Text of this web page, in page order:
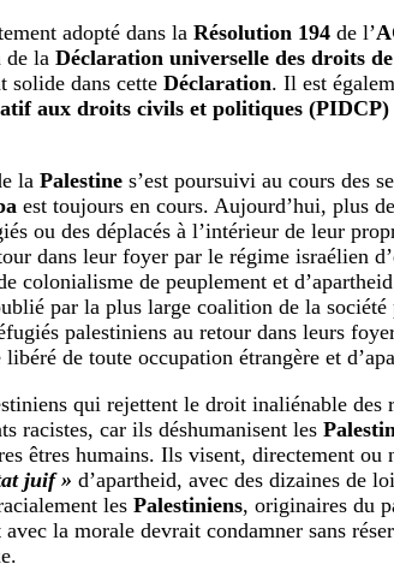
adopté dans la Résolution 194 de l’
de la Déclaration universelle des droits
solide dans cette Déclaration. Il est
aux droits civils et politiques (PIDCP)
la Palestine s’est poursuivi au cours des
est toujours en cours. Aujourd’hui, plus
ou des déplacés à l’intérieur de leur
dans leur foyer par le régime israélien
colonialisme de peuplement et
par la plus large coalition de la société
palestiniens au retour dans leurs
de toute occupation étrangère et
qui rejettent le droit inaliénable des
racistes, car ils déshumanisent les
êtres humains. Ils visent, directement ou
juif » d’apartheid, avec des dizaines de
les Palestiniens, originaires du
la morale devrait condamner sans